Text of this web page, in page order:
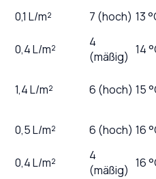
0,1 L/m² 7 (hoch) 13
0,4L/m²
4
(mäßig) 14
1,4L/m² 6 (hoch) 15
0,5L/m² 6 (hoch) 16
0,4L/m²
4
(mäßig) 16